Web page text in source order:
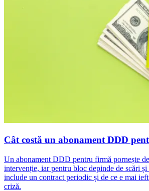
Cât costă un abonament DDD
Un abonament DDD pentru firmă pornește
intervenție, iar pentru bloc depinde de scări
include un contract periodic și de ce e mai
criză.